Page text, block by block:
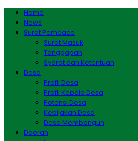
Home
News
Surat Pembaca
Surat Masuk
Tanggapan
Syarat dan Ketentuan
Desa
Profil Desa
Profil Kepala Desa
Potensi Desa
Kebijakan Desa
Desa Membangun
Daerah